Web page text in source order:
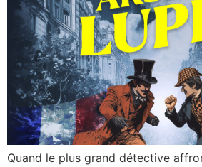
Quand le plus grand détective